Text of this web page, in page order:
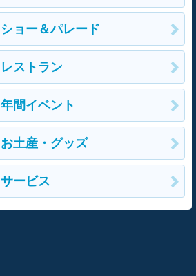
ショー＆パレード
レストラン
年間イベント
お土産・グッズ
サービス